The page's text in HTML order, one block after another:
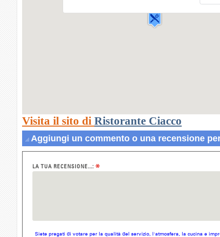
Visita il sito di Ristorante Ciacco
Aggiungi un commento o una recensione
LA TUA RECENSIONE...: *
Siete pregati di votare per la qualità del servizio, l'atmosfera, la cucina e